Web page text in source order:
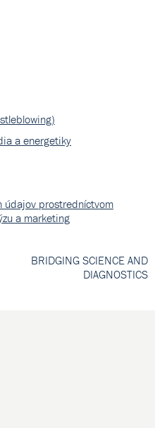
a energetiky
údajov prostredníctvom
a marketing
BRIDGING SCIENCE AND
DIAGNOSTICS